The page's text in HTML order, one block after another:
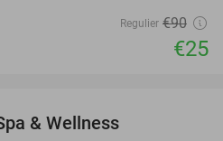
Regulier €90
€25
& Wellness